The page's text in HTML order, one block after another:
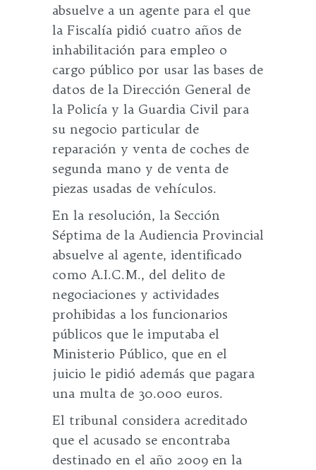
absuelve a un agente para el que
la Fiscalía pidió cuatro años de
inhabilitación para empleo o
cargo público por usar las bases de
datos de la Dirección General de
la Policía y la Guardia Civil para
su negocio particular de
reparación y venta de coches de
segunda mano y de venta de
piezas usadas de vehículos.
En la resolución, la Sección
Séptima de la Audiencia Provincial
absuelve al agente, identificado
como A.I.C.M., del delito de
negociaciones y actividades
prohibidas a los funcionarios
públicos que le imputaba el
Ministerio Público, que en el
juicio le pidió además que pagara
una multa de 30.000 euros.
El tribunal considera acreditado
que el acusado se encontraba
destinado en el año 2009 en la